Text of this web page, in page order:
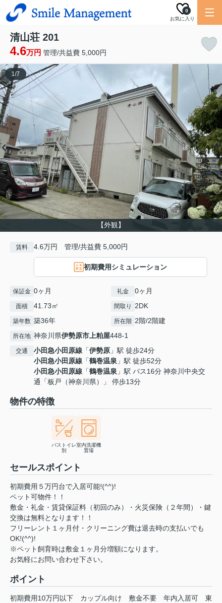
お気に入り
0
清山荘 201
4.6万円 管理/共益費 5,000円
【外観】
1/7
賃料 4.6万円 管理/共益費 5,000円
初期費用シミュレーション
保証金 0ヶ月 礼金 0ヶ月
面積 41.73㎡ 間取り 2DK
築年数 築36年 所在階 2階/2階建
所在地 神奈川県伊勢原市上粕屋448-1
交通 小田急小田原線 「伊勢原 」駅 徒歩24分
小田急小田原線 「鶴巻温泉 」駅 徒歩52分
小田急小田原線 「鶴巻温泉 」駅 バス16分 神奈川中央交
通「板戸（神奈川県）」 停歩13分
物件の特徴
バストイレ
別
室内洗濯機
置場
セールスポイント
初期費用５万円台で入居可能!(^^)!
ペット可物件！！
敷金・礼金・賃貸保証料（初回のみ）・火災保険（２年間）・鍵
交換は無料となります！！
フリーレント１ヶ月付・クリーニング費は退去時の支払いでも
OK!(^^)!
※ペット飼育時は敷金１ヶ月分増額になります。
お気軽にお問い合わせ下さい。
ポイント
初期費用10万円以下 カップル向け 敷金不要 年内入居可
東